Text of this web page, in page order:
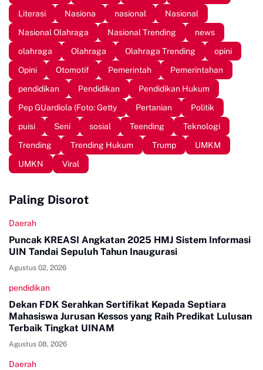
Literasi
Nasiona nasional
Nasional
Nasional Olahraga
Nasional Trending
news
olahraga
Olahraga Olahraga Trending
opini
Opini
Otomotif Pemerintah
Pemerintahan
pendidikan
Pendidikan
Pendidikan Hukum
Pep GUardiola (Foto: Getty
Pertanian
Politik
puisi
Seni sosial Teending
Teknologi
Trending
Trending Hukum Trump
UMKM
UMKN
Viral
Paling Disorot
Daerah
Puncak KREASI Angkatan 2025 HMJ Sistem Informasi
UIN Tandai Sepuluh Tahun Inaugurasi
Agustus 02, 2026
pendidikan
Dekan FDK Serahkan Sertifikat Kepada Septiara
Mahasiswa Jurusan Kessos yang Raih Predikat Lulusan
Terbaik Tingkat UINAM
Agustus 08, 2026
Daerah